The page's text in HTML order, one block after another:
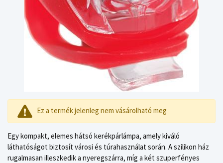
Ez a termék jelenleg nem vásárolható meg
Egy kompakt, elemes hátsó kerékpárlámpa, amely kiváló
láthatóságot biztosít városi és túrahasználat során. A szilikon ház
rugalmasan illeszkedik a nyeregszárra, míg a két szuperfényes